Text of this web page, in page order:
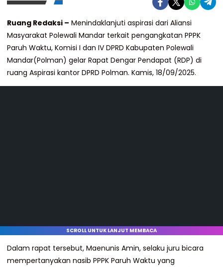
Ruang Redaksi – Menindaklanjuti aspirasi dari Aliansi
Masyarakat Polewali Mandar terkait pengangkatan PPPK
Paruh Waktu, Komisi I dan IV DPRD Kabupaten Polewali
Mandar(Polman) gelar Rapat Dengar Pendapat (RDP) di
ruang Aspirasi kantor DPRD Polman. Kamis, 18/09/2025.
SCROLL UNTUK LANJUT MEMBACA
Dalam rapat tersebut, Maenunis Amin, selaku juru bicara
mempertanyakan nasib PPPK Paruh Waktu yang